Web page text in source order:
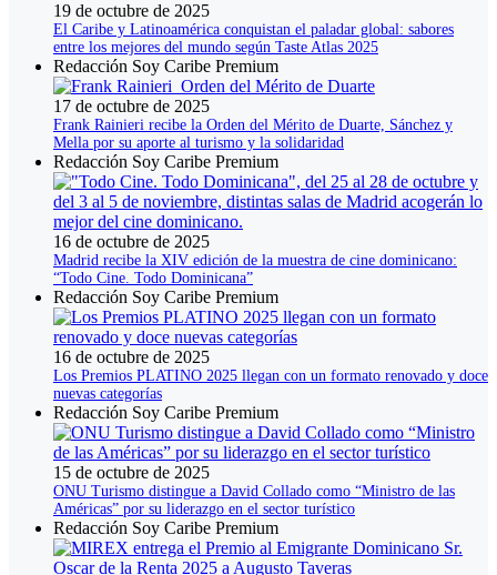
19 de octubre de 2025
El Caribe y Latinoamérica conquistan el paladar global: sabores
entre los mejores del mundo según Taste Atlas 2025
Redacción Soy Caribe Premium
17 de octubre de 2025
Frank Rainieri recibe la Orden del Mérito de Duarte, Sánchez y
Mella por su aporte al turismo y la solidaridad
Redacción Soy Caribe Premium
16 de octubre de 2025
Madrid recibe la XIV edición de la muestra de cine dominicano:
“Todo Cine. Todo Dominicana”
Redacción Soy Caribe Premium
16 de octubre de 2025
Los Premios PLATINO 2025 llegan con un formato renovado y doce
nuevas categorías
Redacción Soy Caribe Premium
15 de octubre de 2025
ONU Turismo distingue a David Collado como “Ministro de las
Américas” por su liderazgo en el sector turístico
Redacción Soy Caribe Premium